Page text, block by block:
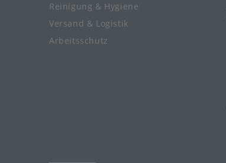
Reinigung & Hygiene
Versand & Logistik
Arbeitsschutz